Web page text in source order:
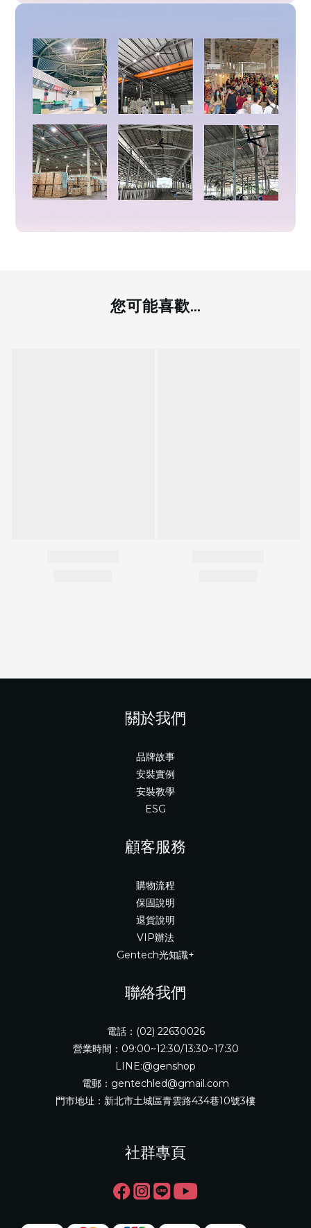
您可能喜歡...
關於我們
品牌故事
安裝實例
安裝教學
ESG
顧客服務
購物流程
保固說明
退貨說明
VIP辦法
Gentech光知識+
聯絡我們
電話：(02) 22630026
營業時間：09:00~12:30/13:30~17:30
LINE:@genshop
電郵：gentechled@gmail.com
門市地址：新北市土城區青雲路434巷10號3樓
社群專頁